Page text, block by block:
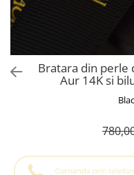
Cadouri pentru Absolvire
Profesoare
Cadouri Cupluri
Cercei din aur
Bijuterii Profesii
Bijuterii Tematice Sport
Bijuterii cu mesaj
Bijuterii personalizate cu
Bratara din perle
Aur 14K si